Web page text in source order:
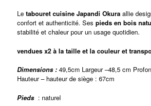
Le tabouret cuisine Japandi Okura allie
confort et authenticité. Ses pieds en bois
stabilité et chaleur pour un usage quotidien.
vendues x2 à la taille et la couleur et
Dimensions : 49,5cm Largeur –48,5 cm
Hauteur – hauteur de siège : 67cm
Pieds : naturel